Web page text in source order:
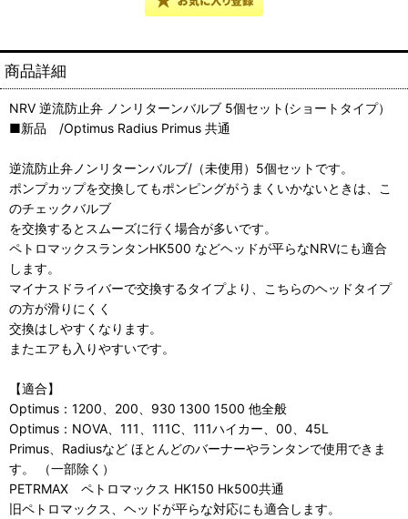
商品詳細
NRV 逆流防止弁 ノンリターンバルブ 5個セット(ショートタイプ）
■新品 /Optimus Radius Primus 共通
逆流防止弁ノンリターンバルブ/（未使用）5個セットです。
ポンプカップを交換してもポンピングがうまくいかないときは、こ
のチェックバルブ
を交換するとスムーズに行く場合が多いです。
ペトロマックスランタンHK500 などヘッドが平らなNRVにも適合
します。
マイナスドライバーで交換するタイプより、こちらのヘッドタイプ
の方が滑りにくく
交換はしやすくなります。
またエアも入りやすいです。
【適合】
Optimus：1200、200、930 1300 1500 他全般
Optimus：NOVA、111、111C、111ハイカー、00、45L
Primus、Radiusなど ほとんどのバーナーやランタンで使用できま
す。 （一部除く）
PETRMAX ペトロマックス HK150 Hk500共通
旧ペトロマックス、ヘッドが平らな対応にも適合します。